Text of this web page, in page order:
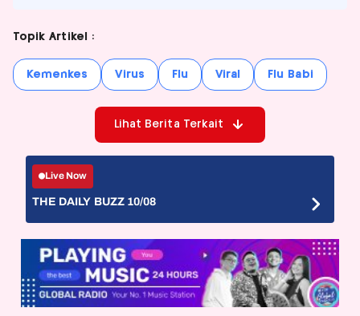
Topik Artikel :
Kemenkes Virus Flu Viral Flu Babi
Lihat Berita Terkait
Live Now
THE DAILY BUZZ 10/08